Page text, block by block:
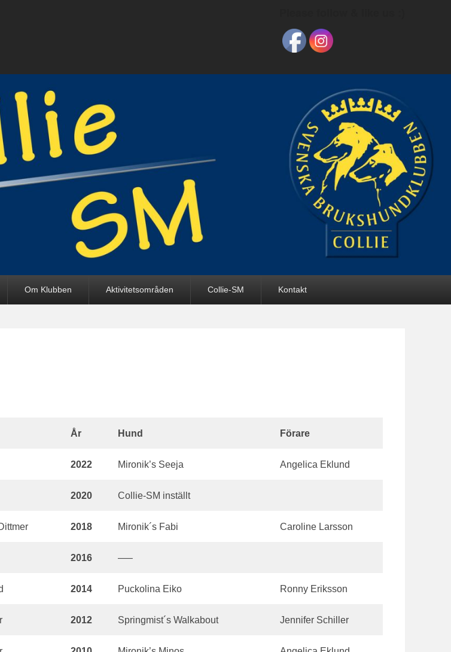
Om Klubben Aktivitetsområden Collie-SM Kontakt
År Hund Förare
2022 Mironik’s Seeja Angelica Eklund
2020 Collie-SM inställt
2018 Mironik´s Fabi Caroline Larsson
2016 —–
2014 Puckolina Eiko Ronny Eriksson
2012 Springmist´s Walkabout Jennifer Schiller